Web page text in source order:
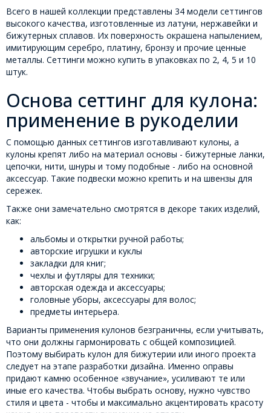
Всего в нашей коллекции представлены 34 модели сеттингов
высокого качества, изготовленные из латуни, нержавейки и
бижутерных сплавов. Их поверхность окрашена напылением,
имитирующим серебро, платину, бронзу и прочие ценные
металлы. Сеттинги можно купить в упаковках по 2, 4, 5 и 10
штук.
Основа сеттинг для кулона:
применение в рукоделии
С помощью данных сеттингов изготавливают кулоны, а
кулоны крепят либо на материал основы - бижутерные ланки,
цепочки, нити, шнуры и тому подобные - либо на основной
аксессуар. Такие подвески можно крепить и на швензы для
сережек.
Также они замечательно смотрятся в декоре таких изделий,
как:
альбомы и открытки ручной работы;
авторские игрушки и куклы
закладки для книг;
чехлы и футляры для техники;
авторская одежда и аксессуары;
головные уборы, аксессуары для волос;
предметы интерьера.
Варианты применения кулонов безграничны, если учитывать,
что они должны гармонировать с общей композицией.
Поэтому выбирать кулон для бижутерии или иного проекта
следует на этапе разработки дизайна. Именно оправы
придают камню особенное «звучание», усиливают те или
иные его качества. Чтобы выбрать основу, нужно чувство
стиля и цвета - чтобы и максимально акцентировать красоту